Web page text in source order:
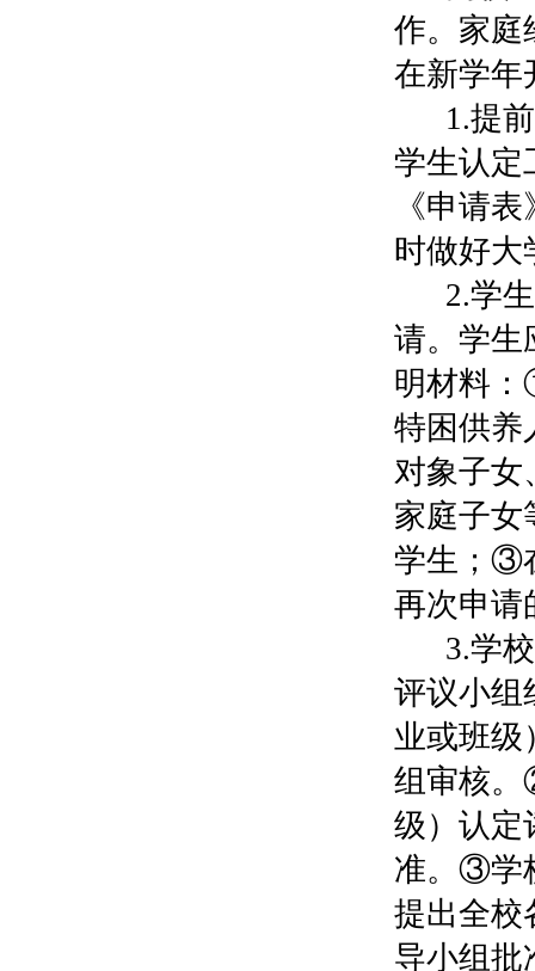
作。家庭
在新学年
1.提
学生认定
《申请
时做好大
2.学
请。学生
明材料
特困供养
对象子女
家庭子
学生；③
再次申请
3.学
评议小组
业或班级
组审核。
级）认定
准。③学
提出全校
导小组批